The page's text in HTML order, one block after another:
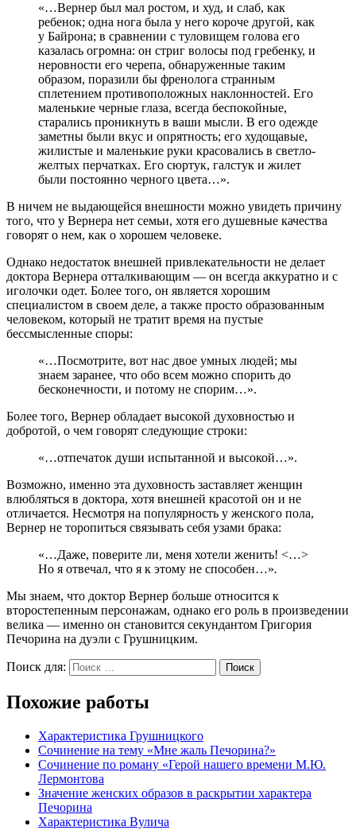
«…Вернер был мал ростом, и худ, и слаб, как
ребенок; одна нога была у него короче другой, как
у Байрона; в сравнении с туловищем голова его
казалась огромна: он стриг волосы под гребенку, и
неровности его черепа, обнаруженные таким
образом, поразили бы френолога странным
сплетением противоположных наклонностей. Его
маленькие черные глаза, всегда беспокойные,
старались проникнуть в ваши мысли. В его одежде
заметны были вкус и опрятность; его худощавые,
жилистые и маленькие руки красовались в светло-
желтых перчатках. Его сюртук, галстук и жилет
были постоянно черного цвета…».
В ничем не выдающейся внешности можно увидеть причину
того, что у Вернера нет семьи, хотя его душевные качества
говорят о нем, как о хорошем человеке.
Однако недостаток внешней привлекательности не делает
доктора Вернера отталкивающим — он всегда аккуратно и с
иголочки одет. Более того, он является хорошим
специалистом в своем деле, а также просто образованным
человеком, который не тратит время на пустые
бессмысленные споры:
«…Посмотрите, вот нас двое умных людей; мы
знаем заранее, что обо всем можно спорить до
бесконечности, и потому не спорим…».
Более того, Вернер обладает высокой духовностью и
добротой, о чем говорят следующие строки:
«…отпечаток души испытанной и высокой…».
Возможно, именно эта духовность заставляет женщин
влюбляться в доктора, хотя внешней красотой он и не
отличается. Несмотря на популярность у женского пола,
Вернер не торопиться связывать себя узами брака:
«…Даже, поверите ли, меня хотели женить! <…>
Но я отвечал, что я к этому не способен…».
Мы знаем, что доктор Вернер больше относится к
второстепенным персонажам, однако его роль в произведении
велика — именно он становится секундантом Григория
Печорина на дуэли с Грушницким.
Поиск для: Поиск
Похожие работы
Характеристика Грушницкого
Сочинение на тему «Мне жаль Печорина?»
Сочинение по роману «Герой нашего времени М.Ю.
Лермонтова
Значение женских образов в раскрытии характера
Печорина
Характеристика Вулича